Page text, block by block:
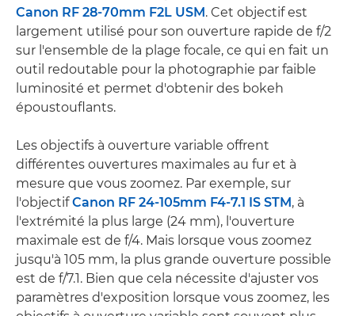
Canon RF 28-70mm F2L USM. Cet objectif est
largement utilisé pour son ouverture rapide de f/2
sur l'ensemble de la plage focale, ce qui en fait un
outil redoutable pour la photographie par faible
luminosité et permet d'obtenir des bokeh
époustouflants.
Les objectifs à ouverture variable offrent
différentes ouvertures maximales au fur et à
mesure que vous zoomez. Par exemple, sur
l'objectifCanon RF 24-105mm F4-7.1 IS STM, à
l'extrémité la plus large (24 mm), l'ouverture
maximale est de f/4. Mais lorsque vous zoomez
jusqu'à 105 mm, la plus grande ouverture possible
est de f/7.1. Bien que cela nécessite d'ajuster vos
paramètres d'exposition lorsque vous zoomez, les